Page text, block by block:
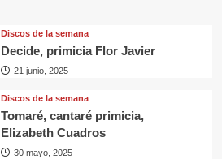
Discos de la semana
Decide, primicia Flor Javier
21 junio, 2025
Discos de la semana
Tomaré, cantaré primicia,
Elizabeth Cuadros
30 mayo, 2025